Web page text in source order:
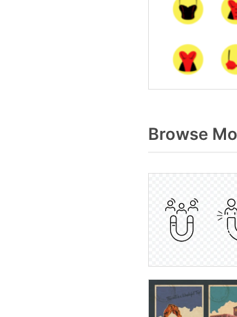
Browse